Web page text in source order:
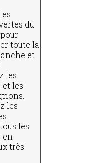
du
toute la
et
les
les
les
les
en
très